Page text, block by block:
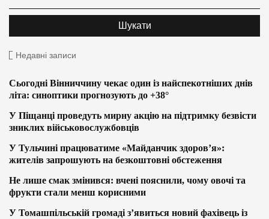
Недавні записи
Сьогодні Вінниччину чекає один із найспекотніших днів
літа: синоптики прогнозують до +38°
У Піщанці проведуть мирну акцію на підтримку безвісти
зниклих військовослужбовців
У Тульчині працюватиме «Майданчик здоров’я»:
жителів запрошують на безкоштовні обстеження
Не лише смак змінився: вчені пояснили, чому овочі та
фрукти стали менш корисними
У Томашпільській громаді з’явиться новий фахівець із